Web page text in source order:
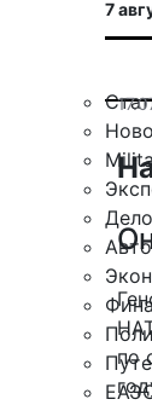
7
по